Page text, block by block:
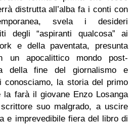
distrutta all’alba fa i conti con
svela i desideri
degli “aspiranti qualcosa” ai
e della paventata, presunta
un apocalittico mondo post-
della fine del giornalismo e
conosciamo, la storia del primo
la farà il giovane Enzo Losanga
suo malgrado, a uscire
e imprevedibile fiera del libro di